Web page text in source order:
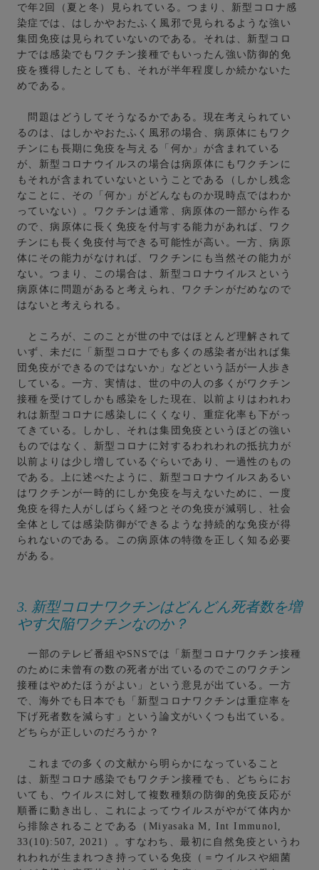
で年2回（夏と冬）見られている。つまり、新型コロナ感
染症では、はしかやおたふく風邪で見られるような強い
集団免疫は見られていないのである。それは、新型コロ
ナでは感染でもワクチン接種でもいったん強い防御的免
疫を獲得したとしても、それが半年程度しか続かないた
めである。
問題はどうしてそうなるかである。現在考えられてい
るのは、はしかやおたふく風邪の場合、病原体にもワク
チンにも長期に免疫を与える「何か」が含まれている
が、新型コロナウイルスの場合は病原体にもワクチンに
もそれが含まれていないということである（しかし残念
なことに、その「何か」がどんなものか現時点ではわか
っていない）。ワクチンは通常、病原体の一部から作る
ので、病原体に長く免疫を付与する能力があれば、ワク
チンにも長く免疫付与できる可能性が高い。一方、病原
体にその能力がなければ、ワクチンにも当然その能力が
ない。つまり、この場合は、新型コロナウイルスという
病原体に問題があると考えられ、ワクチンがだめなので
はないと考えられる。
ところが、このことが世の中ではほとんど理解されて
いず、未だに「新型コロナでも多くの感染者が出れば集
団免疫ができるのではないか」などという話が一人歩き
している。一方、実情は、世の中の人の多くがワクチン
接種を受けてしかも感染をした現在、以前よりはわれわ
れは新型コロナに感染しにくくなり、重症化率も下がっ
てきている。しかし、それは集団免疫というほどの強い
ものではなく、新型コロナに対するわれわれの抵抗力が
以前よりは少し増しているぐらいであり、一過性のもの
である。上に述べたように、新型コロナウイルスあるい
はワクチンが一時的にしか免疫を与えないために、一度
免疫を得た人がしばらく経つとその免疫が減弱し、社会
全体としては感染防御ができるような持続的な免疫が得
られないのである。この病原体の特徴を正しく知る必要
がある。
3. 新型コロナワクチンはどんどん死者数を増
やす欠陥ワクチンなのか？
一部のテレビ番組やSNSでは「新型コロナワクチン接種
のために未曾有の数の死者が出ているのでこのワクチン
接種はやめたほうがよい」という意見が出ている。一方
で、海外でも日本でも「新型コロナワクチンは重症率を
下げ死者数を減らす」という論文がいくつも出ている。
どちらが正しいのだろうか？
これまでの多くの文献から明らかになっていること
は、新型コロナ感染でもワクチン接種でも、どちらにお
いても、ウイルスに対して複数種類の防御的免疫反応が
順番に動き出し、これによってウイルスがやがて体内か
ら排除されることである（Miyasaka M, Int Immunol,
33(10):507, 2021）。すなわち、最初に自然免疫というわ
れわれが生まれつき持っている免疫（＝ウイルスや細菌